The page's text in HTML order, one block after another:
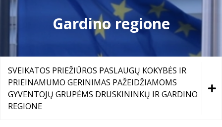
Profilaktinio (ikigydytojinio) kabineto
darbo laikas ir funkcijos Druskininkų
Atostogaujantys ir sergantys
darbuotojai
Gardino regione
SVEIKATOS PRIEŽIŪROS PASLAUGŲ KOKYBĖS IR
PRIEINAMUMO GERINIMAS PAŽEIDŽIAMOMS
GYVENTOJŲ GRUPĖMS DRUSKININKŲ IR GARDINO
REGIONE